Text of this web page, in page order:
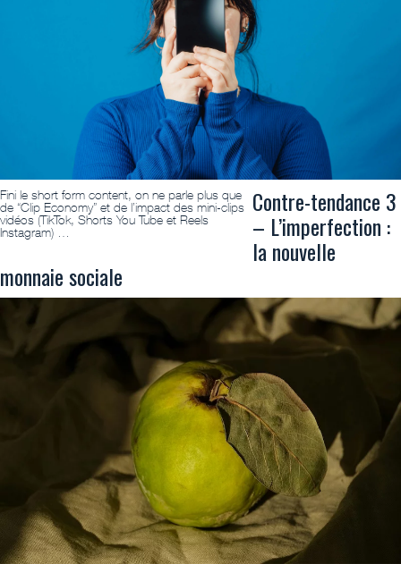
Fini le short form content, on ne parle plus que
de “Clip Economy” et de l’impact des mini-clips
vidéos (TikTok, Shorts You Tube et Reels
Instagram) …
Contre-tendance 3
– L’imperfection :
la nouvelle
monnaie sociale